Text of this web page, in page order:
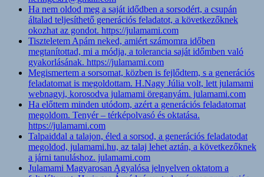
Ha nem oldod meg a saját idődben a sorsodért, a csupán
általad teljesíthető generációs feladatot, a következőknek
okozhat az gondot. https://julamami.com
Tiszteletem Apám neked, amiért számomra időben
megtanítottad, mi a módja, a tolerancia saját időmben való
gyakorlásának. https://julamami.com
Megismertem a sorsomat, közben is fejlődtem, s a generációs
feladatomat is megoldottam. H.Nagy Júlia volt, lett julamami
webnagyi, korosodva julamami öreganyám. julamami.com
Ha előttem minden utódom, azért a generációs feladatomat
megoldom. Tenyér – térképolvasó és oktatása.
https://julamami.com
Talpaiddal a talajon, éled a sorsod, a generációs feladatodat
megoldod, julamami.hu, az talaj lehet aztán, a következőknek
a járni tanuláshoz. julamami.com
Julamami Magyarosan Agyalósa jelnyelven oktatom a